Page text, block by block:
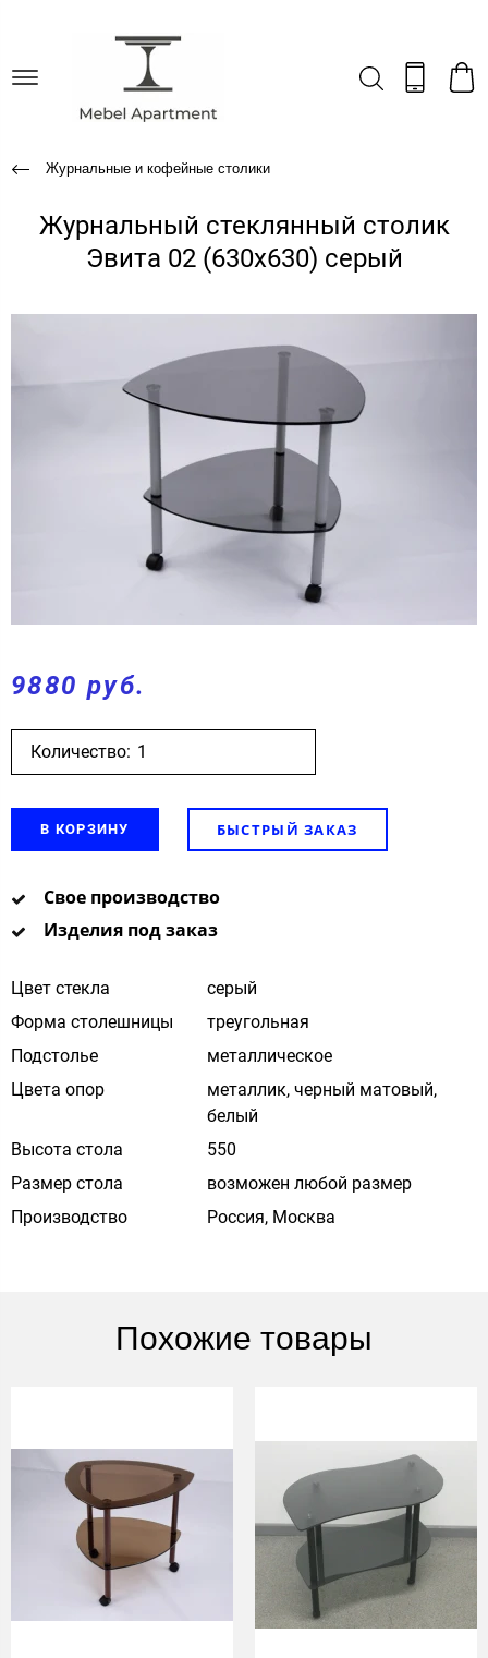
Журнальные и кофейные столики
Журнальный стеклянный столик
Эвита 02 (630х630) серый
9880 руб.
Количество:
В КОРЗИНУ БЫСТРЫЙ ЗАКАЗ
Свое производство
Изделия под заказ
Цвет стекла
cерый
Форма столешницы
треугольная
Подстолье
металлическое
Цвета опор
металлик, черный матовый,
белый
Высота стола
550
Размер стола
возможен любой размер
Производство
Россия, Москва
Похожие товары